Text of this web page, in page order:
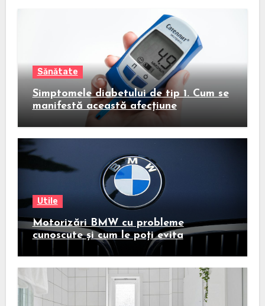
Sănătate
Simptomele diabetului de tip 1. Cum se
manifestă această afecțiune
Utile
Motorizări BMW cu probleme
cunoscute și cum le poți evita